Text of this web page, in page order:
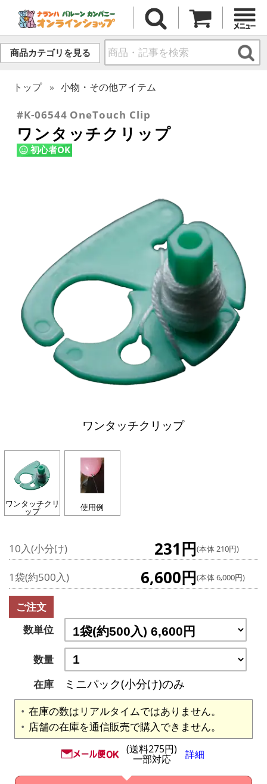
商品カテゴリを見る
トップ 小物・その他アイテム
#K-06544 OneTouch Clip
ワンタッチクリップ
初心者OK
ワンタッチクリップ
ワンタッチクリ
ップ 使用例
10入(小分け) 231円(本体 210円)
1袋(約500入) 6,600円(本体 6,000円)
ご注文
数単位
数量
在庫
ミニパック(小分け)のみ
在庫の数はリアルタイムではありません。
店舗の在庫を通信販売で購入できません。
(送料275円)
一部対応 詳細